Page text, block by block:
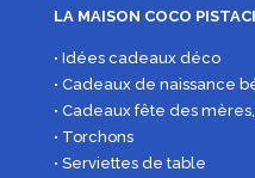
LA MAISON COCO
• Idées cadeaux déco
• Cadeaux de naissance
• Cadeaux fête des
• Torchons
• Serviettes de table